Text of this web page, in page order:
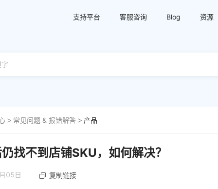
支持平台 客服咨询 Blog 资源
常见问题 & 报错解答 产品
找不到店铺SKU，如何解决？
05日 复制链接